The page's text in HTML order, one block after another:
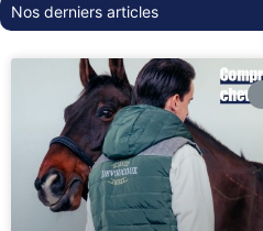
Nos derniers articles